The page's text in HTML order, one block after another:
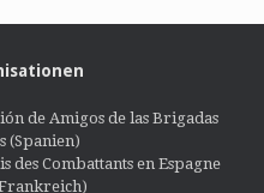
de Amigos de las Brigadas
(Spanien)
des Combattants en Espagne